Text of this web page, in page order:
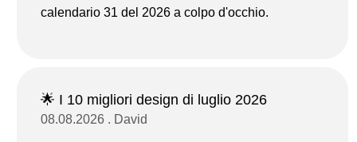
calendario 31 del 2026 a colpo d'occhio.
🌟 I 10 migliori design di luglio 2026
08.08.2026 . David